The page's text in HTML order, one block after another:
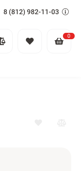
8 (812) 982-11-03
0